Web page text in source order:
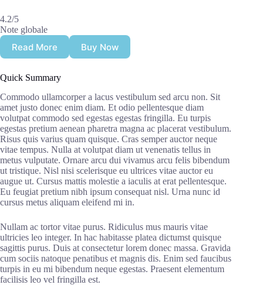
4.2/5
Note globale
Read More Buy Now
Quick Summary
Commodo ullamcorper a lacus vestibulum sed arcu non. Sit
amet justo donec enim diam. Et odio pellentesque diam
volutpat commodo sed egestas egestas fringilla. Eu turpis
egestas pretium aenean pharetra magna ac placerat vestibulum.
Risus quis varius quam quisque. Cras semper auctor neque
vitae tempus. Nulla at volutpat diam ut venenatis tellus in
metus vulputate. Ornare arcu dui vivamus arcu felis bibendum
ut tristique. Nisl nisi scelerisque eu ultrices vitae auctor eu
augue ut. Cursus mattis molestie a iaculis at erat pellentesque.
Eu feugiat pretium nibh ipsum consequat nisl. Urna nunc id
cursus metus aliquam eleifend mi in.
Nullam ac tortor vitae purus. Ridiculus mus mauris vitae
ultricies leo integer. In hac habitasse platea dictumst quisque
sagittis purus. Duis at consectetur lorem donec massa. Gravida
cum sociis natoque penatibus et magnis dis. Enim sed faucibus
turpis in eu mi bibendum neque egestas. Praesent elementum
facilisis leo vel fringilla est.